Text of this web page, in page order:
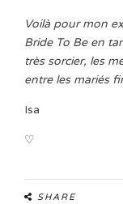
Voilà pour mon
Bride To Be en
très sorcier, les
entre les mariés
Isa
♡
SHARE